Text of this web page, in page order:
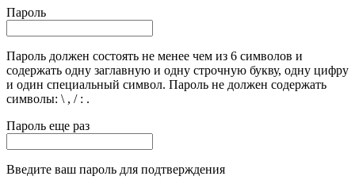
Пароль
Пароль должен состоять не менее чем из 6 символов и
содержать одну заглавную и одну строчную букву, одну цифру
и один специальный символ. Пароль не должен содержать
символы: \ , / : .
Пароль еще раз
Введите ваш пароль для подтверждения